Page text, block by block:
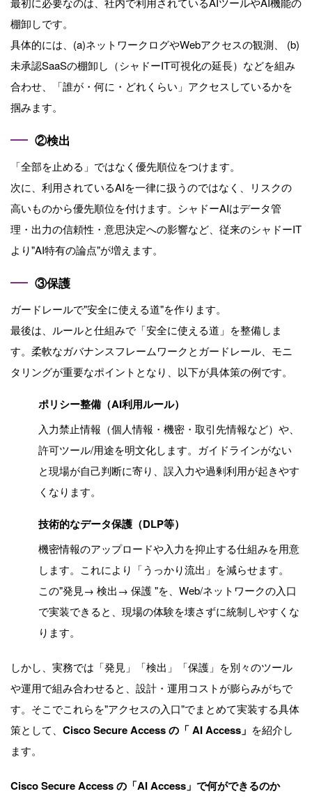
棚卸しです。
具体的には、(a)ネットワークログやWebアクセスの観測、 (b)
未承認SaaSの棚卸し（シャドーIT可視化の延長）などを組み
合わせ、「誰が・何に・どれくらい」アクセスしているかを
掴みます。
②検出
「全部を止める」ではなく優先順位をつけます。
次に、利用されているAIを一律に扱うのではなく、リスクの
高いものから優先順位を付けます。シャドーAIはデータ管
理・出力の信頼性・意思決定への影響など、従来のシャドーIT
より"AI特有の論点"が増えます。
③保護
ガードレールで"安全に使える道"を作ります。
最後は、ルールと仕組みで「安全に使える道」を整備しま
す。柔軟なガバナンスフレームワークとガードレール、モニ
タリングが重要なポイントとなり、以下が具体策の例です。
ポリシー整備（AI利用ルール）
入力禁止情報（個人情報・機密・取引先情報など）や、
許可ツール/用途を明文化します。ガイドラインがない
と現場が自己判断に寄り、誤入力や過剰利用が起きやす
くなります。
技術的なデータ保護（DLP等）
機密情報のアップロードや入力を抑止する仕組みを用意
します。これにより「うっかり流出」を減らせます。
この"発見→ 検出→ 保護 "を、Web/ネットワークの入口
で実装できると、現場の体験を壊さずに統制しやすくな
ります。
しかし、実務では「発見」「検出」「保護」を別々のツール
や運用で組み合わせると、設計・運用コストが膨らみがちで
す。そこでこれらを"アクセスの入口"でまとめて実装する具体
策として、 Cisco Secure Accessの「AI Access 」 を紹介し
ます。
Cisco Secure Accessの「AI Access 」で何ができるのか